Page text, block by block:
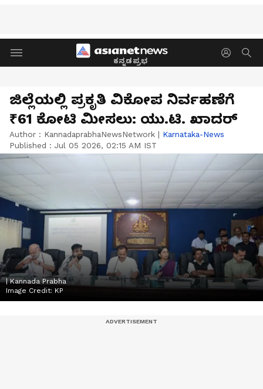
ಕನ್ನಡಪ್ರಭ
ಜಿಲ್ಲೆಯಲ್ಲಿ ಪ್ರಕೃತಿ ವಿಕೋಪ ನಿರ್ವಹಣೆಗೆ
₹61 ಕೋಟಿ ಮೀಸಲು: ಯು.ಟಿ. ಖಾದರ್
Author : KannadaprabhaNewsNetwork | Karnataka-News
Published : Jul 05 2026, 02:15 AM IST
| Kannada Prabha
Image Credit: KP